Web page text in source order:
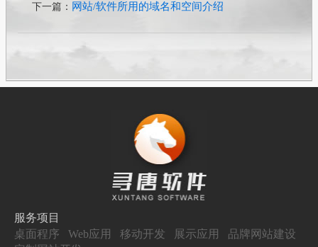
下一篇： 网站/软件所用的域名和空间介绍
服务项目
桌面程序
Web应用 移动开发 展示应用
品牌网站建设